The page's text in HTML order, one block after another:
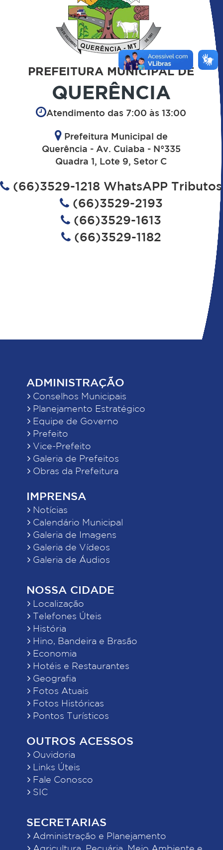
PREFEITURA MUNICIPAL DE
QUERÊNCIA
Atendimento das 7:00 às 13:00
Prefeitura Municipal de
Querência - Av. Cuiaba - N°335
Quadra 1, Lote 9, Setor C
(66)3529-1218 WhatsAPP Tributos
(66)3529-2193
(66)3529-1613
(66)3529-1182
ADMINISTRAÇÃO
Conselhos Municipais
Planejamento Estratégico
Equipe de Governo
Prefeito
Vice-Prefeito
Galeria de Prefeitos
Obras da Prefeitura
IMPRENSA
Notícias
Calendário Municipal
Galeria de Imagens
Galeria de Vídeos
Galeria de Áudios
NOSSA CIDADE
Localização
Telefones Úteis
História
Hino, Bandeira e Brasão
Economia
Hotéis e Restaurantes
Geografia
Fotos Atuais
Fotos Históricas
Pontos Turísticos
OUTROS ACESSOS
Ouvidoria
Links Úteis
Fale Conosco
SIC
SECRETARIAS
Administração e Planejamento